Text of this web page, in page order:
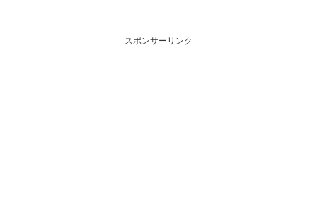
属性3.5倍ダメージ...
スポンサーリンク